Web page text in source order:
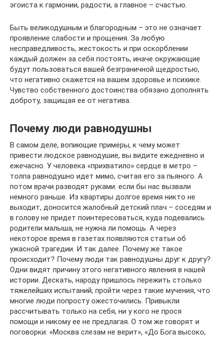
эгоиста к гармонии, радости, а главное – счастью.
Быть великодушным и благородным – это не означает
проявление слабости и прощения. За любую
несправедливость, жестокость и при оскорблении
каждый должен за себя постоять, иначе окружающие
будут пользоваться вашей безграничной щедростью,
что негативно скажется на вашем здоровье и психике.
Чувство собственного достоинства обязано дополнять
доброту, защищая ее от негатива.
Почему люди равнодушны
В самом деле, вопиющие примеры, к чему может
привести людское равнодушие, вы видите ежедневно и
ежечасно. У человека «прихватило» сердце в метро –
толпа равнодушно идет мимо, считая его за пьяного. А
потом врачи разводят руками: если бы нас вызвали
немного раньше. Из квартиры долгое время никто не
выходит, доносится жалобный детский плач – соседям и
в голову не придет поинтересоваться, куда подевались
родители малыша, не нужна ли помощь. А через
некоторое время в газетах появляются статьи об
ужасной трагедии. И так далее. Почему же такое
происходит? Почему люди так равнодушны друг к другу?
Одни видят причину этого негативного явления в нашей
истории. Дескать, народу пришлось пережить столько
тяжелейших испытаний, пройти через такие мучения, что
многие люди попросту ожесточились. Привыкли
рассчитывать только на себя, ни у кого не прося
помощи и никому ее не предлагая. О том же говорят и
поговорки: «Москва слезам не верит», «До Бога высоко,